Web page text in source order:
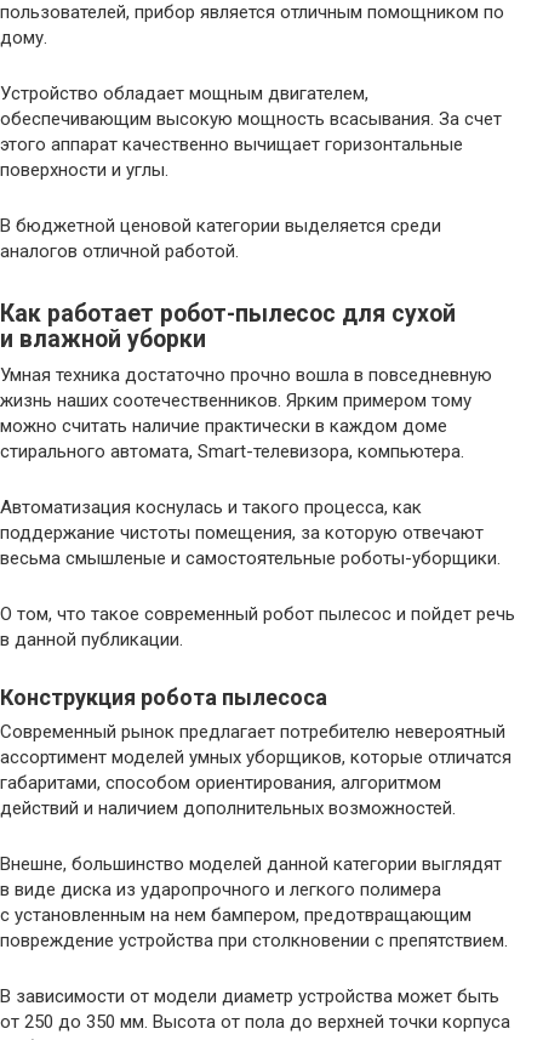
пользователей, прибор является отличным помощником по
дому.
Устройство обладает мощным двигателем,
обеспечивающим высокую мощность всасывания. За счет
этого аппарат качественно вычищает горизонтальные
поверхности и углы.
В бюджетной ценовой категории выделяется среди
аналогов отличной работой.
Как работает робот-пылесос для сухой
и влажной уборки
Умная техника достаточно прочно вошла в повседневную
жизнь наших соотечественников. Ярким примером тому
можно считать наличие практически в каждом доме
стирального автомата, Smart-телевизора, компьютера.
Автоматизация коснулась и такого процесса, как
поддержание чистоты помещения, за которую отвечают
весьма смышленые и самостоятельные роботы-уборщики.
О том, что такое современный робот пылесос и пойдет речь
в данной публикации.
Конструкция робота пылесоса
Современный рынок предлагает потребителю невероятный
ассортимент моделей умных уборщиков, которые отличатся
габаритами, способом ориентирования, алгоритмом
действий и наличием дополнительных возможностей.
Внешне, большинство моделей данной категории выглядят
в виде диска из ударопрочного и легкого полимера
с установленным на нем бампером, предотвращающим
повреждение устройства при столкновении с препятствием.
В зависимости от модели диаметр устройства может быть
от 250 до 350 мм. Высота от пола до верхней точки корпуса